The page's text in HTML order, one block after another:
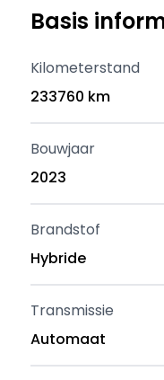
Basis
Kilometerstand
233760 km
Bouwjaar
2023
Brandstof
Hybride
Transmissie
Automaat